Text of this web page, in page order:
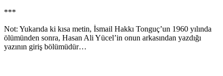
***
Not: Yukarıda ki kısa metin, İsmail Hakkı Tonguç’un 1960 yılında
ölümünden sonra, Hasan Ali Yücel’in onun arkasından yazdığı
yazının giriş bölümüdür…